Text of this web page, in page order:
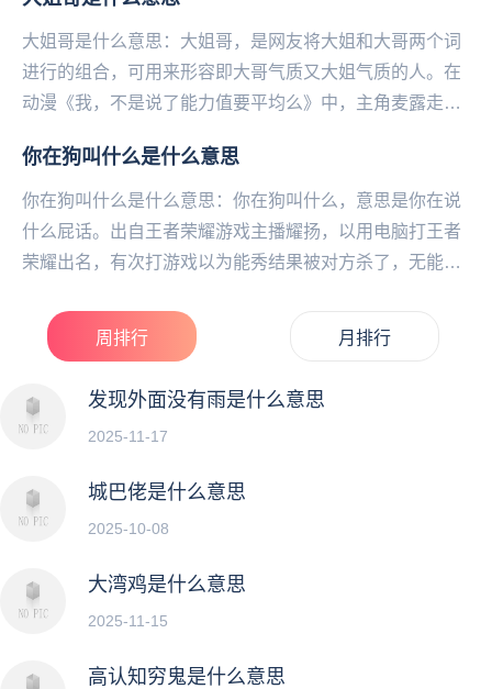
大姐哥是什么意思：大姐哥，是网友将大姐和大哥两个词
进行的组合，可用来形容即大哥气质又大姐气质的人。在
动漫《我，不是说了能力值要平均么》中，主角麦露走在
分...
你在狗叫什么是什么意思
你在狗叫什么是什么意思：你在狗叫什么，意思是你在‌‌‌‌‌‌‌‌‌‌‌说
什么屁话。出自王者荣耀游戏主播耀扬，以用电脑打王者
荣耀出名，有次打游戏以为能秀结果被对方杀了，无能狂
周排行 月排行
发现外面没有雨是什么意思
2025-11-17
城巴佬是什么意思
2025-10-08
大湾鸡是什么意思
2025-11-15
高认知穷鬼是什么意思